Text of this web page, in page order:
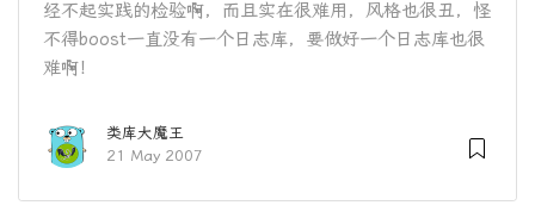
经不起实践的检验啊，而且实在很难用，风格也很丑，怪
不得boost一直没有一个日志库，要做好一个日志库也很
难啊！
类库大魔王
21 May 2007